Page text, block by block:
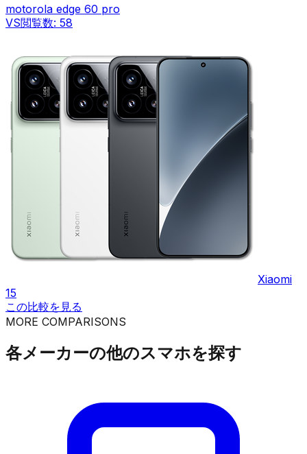
motorola edge 60 pro
VS閲覧数: 58
Xiaomi
15
この比較を見る
MORE COMPARISONS
各メーカーの他のスマホを探す